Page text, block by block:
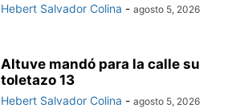
Hebert Salvador Colina - agosto 5, 2026
Altuve mandó para la calle su
toletazo 13
Hebert Salvador Colina - agosto 5, 2026